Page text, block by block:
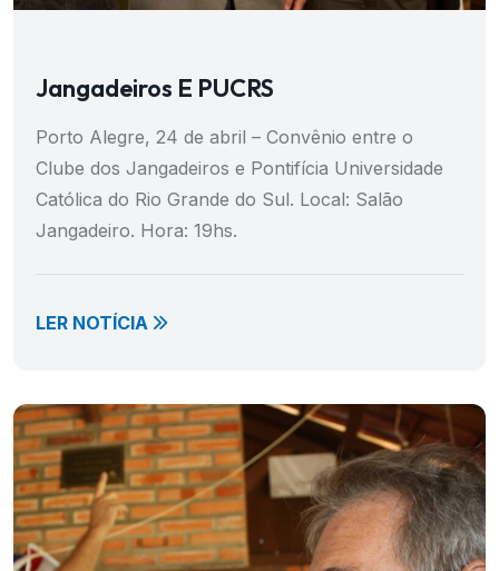
Jangadeiros E PUCRS
Porto Alegre, 24 de abril – Convênio entre o
Clube dos Jangadeiros e Pontifícia Universidade
Católica do Rio Grande do Sul. Local: Salão
Jangadeiro. Hora: 19hs.
LER NOTÍCIA